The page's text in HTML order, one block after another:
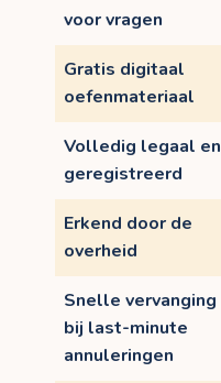
voor vragen
Gratis digitaal
oefenmateriaal
Volledig legaal en
geregistreerd
Erkend door de
overheid
Snelle vervanging
bij last-minute
annuleringen